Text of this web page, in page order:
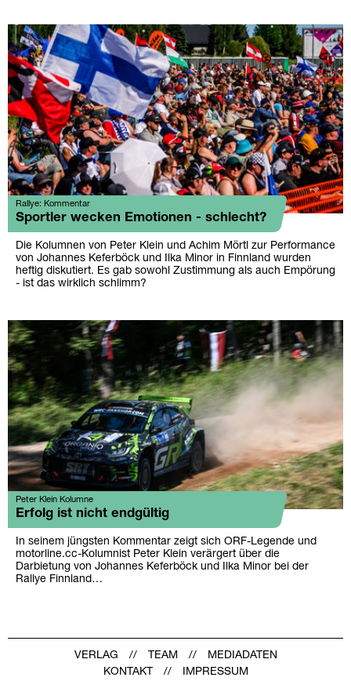
Rallye: Kommentar
Sportler wecken Emotionen - schlecht?
Die Kolumnen von Peter Klein und Achim Mörtl zur Performance
von Johannes Keferböck und Ilka Minor in Finnland wurden
heftig diskutiert. Es gab sowohl Zustimmung als auch Empörung
- ist das wirklich schlimm?
Peter Klein Kolumne
Erfolg ist nicht endgültig
In seinem jüngsten Kommentar zeigt sich ORF-Legende und
motorline.cc-Kolumnist Peter Klein verärgert über die
Darbietung von Johannes Keferböck und Ilka Minor bei der
Rallye Finnland…
VERLAG TEAM
MEDIADATEN
KONTAKT
IMPRESSUM